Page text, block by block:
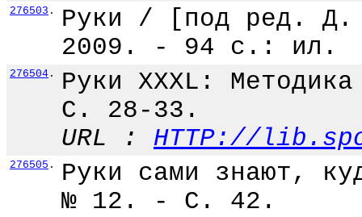
276503 .
Руки / [под ред. Д.
2009. - 94 с.: ил.
276504 .
Руки XXXL:
С. 28-33.
URL : HTTP://
276505 .
Руки сами знают,
№ 12. - С. 42.